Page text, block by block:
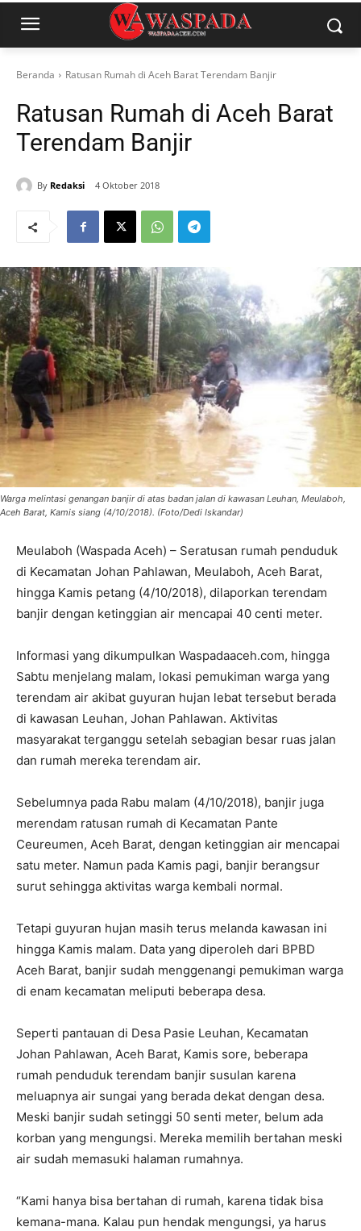
Beranda Ratusan Rumah di Aceh Barat Terendam Banjir
Ratusan Rumah di Aceh Barat
Terendam Banjir
By Redaksi 4 Oktober 2018
Warga melintasi genangan banjir di atas badan jalan di kawasan Leuhan, Meulaboh,
Aceh Barat, Kamis siang (4/10/2018). (Foto/Dedi Iskandar)
Meulaboh (Waspada Aceh) – Seratusan rumah penduduk
di Kecamatan Johan Pahlawan, Meulaboh, Aceh Barat,
hingga Kamis petang (4/10/2018), dilaporkan terendam
banjir dengan ketinggian air mencapai 40 centi meter.
Informasi yang dikumpulkan Waspadaaceh.com, hingga
Sabtu menjelang malam, lokasi pemukiman warga yang
terendam air akibat guyuran hujan lebat tersebut berada
di kawasan Leuhan, Johan Pahlawan. Aktivitas
masyarakat terganggu setelah sebagian besar ruas jalan
dan rumah mereka terendam air.
Sebelumnya pada Rabu malam (4/10/2018), banjir juga
merendam ratusan rumah di Kecamatan Pante
Ceureumen, Aceh Barat, dengan ketinggian air mencapai
satu meter. Namun pada Kamis pagi, banjir berangsur
surut sehingga aktivitas warga kembali normal.
Tetapi guyuran hujan masih terus melanda kawasan ini
hingga Kamis malam. Data yang diperoleh dari BPBD
Aceh Barat, banjir sudah menggenangi pemukiman warga
di enam kecamatan meliputi beberapa desa.
Seperti pantauan di Desa Pasie Leuhan, Kecamatan
Johan Pahlawan, Aceh Barat, Kamis sore, beberapa
rumah penduduk terendam banjir susulan karena
meluapnya air sungai yang berada dekat dengan desa.
Meski banjir sudah setinggi 50 senti meter, belum ada
korban yang mengungsi. Mereka memilih bertahan meski
air sudah memasuki halaman rumahnya.
“Kami hanya bisa bertahan di rumah, karena tidak bisa
kemana-mana. Kalau pun hendak mengungsi, ya harus